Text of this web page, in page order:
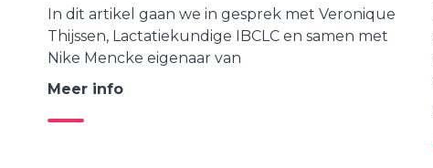
In dit artikel gaan we in gesprek met Veronique
Thijssen, Lactatiekundige IBCLC en samen met
Nike Mencke eigenaar van
Meer info